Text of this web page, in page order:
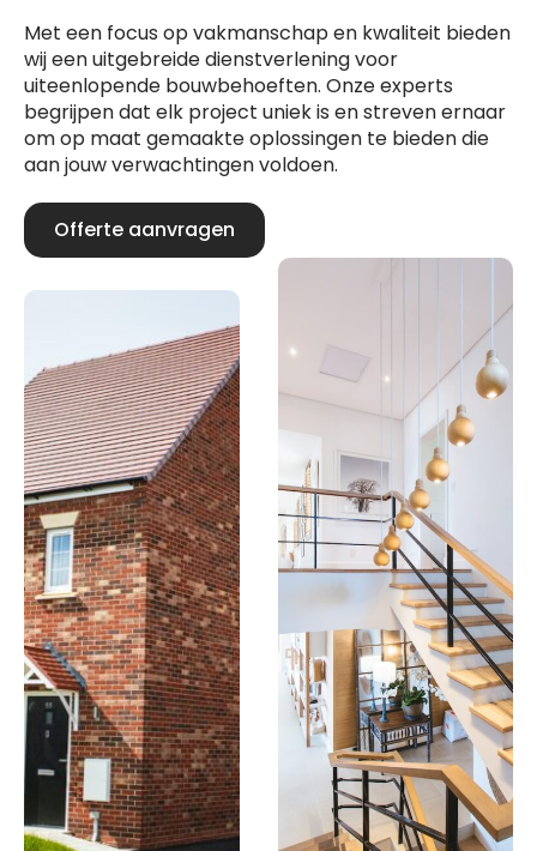
Met een focus op vakmanschap en kwaliteit bieden
wij een uitgebreide dienstverlening voor
uiteenlopende bouwbehoeften. Onze experts
begrijpen dat elk project uniek is en streven ernaar
om op maat gemaakte oplossingen te bieden die
aan jouw verwachtingen voldoen.
Offerte aanvragen